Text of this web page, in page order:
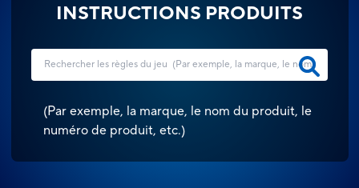
INSTRUCTIONS PRODUITS
(Par exemple, la marque, le nom du produit, le
numéro de produit, etc.)